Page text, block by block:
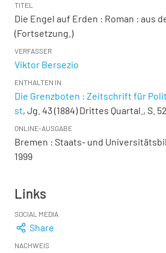
TITEL
Die Engel auf Erden : Roman : aus
(Fortsetzung.)
VERFASSER
Viktor Bersezio
ENTHALTEN IN
Die Grenzboten : Zeitschrift für
st, Jg. 43 (1884) Drittes Quartal., S.
ONLINE-AUSGABE
Bremen : Staats- und
1999
Links
SOCIAL MEDIA
Share
NACHWEIS